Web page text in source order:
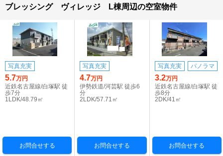
ブレッシング ヴィレッジ L棟周辺の空室物件
写真充実
5.7万円
近鉄名古屋線/白塚駅 徒
歩7分
1LDK/48.79㎡
お問合せする
写真充実
4.7万円
伊勢鉄道/河芸駅 徒歩6
分
2LDK/57.71㎡
お問合せする
写真充実 パノラマ
3.2万円
近鉄名古屋線/白塚駅 徒
歩8分
2DK/41㎡
お問合せする